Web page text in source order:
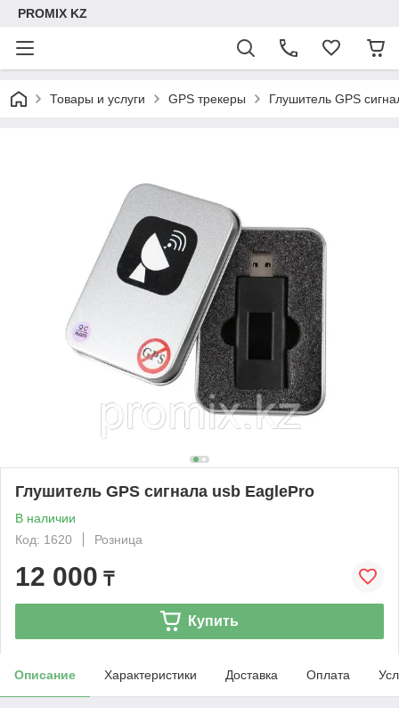
PROMIX KZ
Товары и услуги GPS трекеры Глушитель GPS
Глушитель GPS сигнала usb EaglePro
В наличии
Код: 1620
Розница
12 000 ₸
Купить
Описание Характеристики Доставка Оплата